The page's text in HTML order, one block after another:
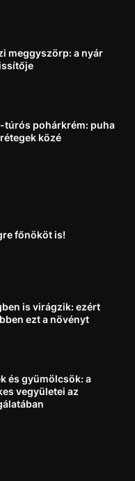
meggyszörp: a nyár
túrós pohárkrém: puha
közé
főnököt is!
is virágzik: ezért
ezt a növényt
és gyümölcsök: a
vegyületei az